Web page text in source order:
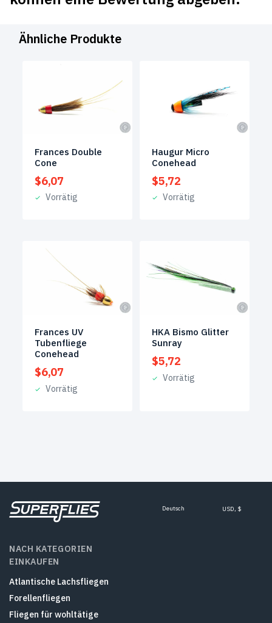
Ähnliche Produkte
Frances Double
Cone
$6,07
Vorrätig
Haugur Micro
Conehead
$5,72
Vorrätig
Frances UV
Tubenfliege
Conehead
$6,07
Vorrätig
HKA Bismo Glitter
Sunray
$5,72
Vorrätig
Deutsch USD, $
NACH KATEGORIEN
EINKAUFEN
Atlantische Lachsfliegen
Forellenfliegen
Fliegen für wohltätige